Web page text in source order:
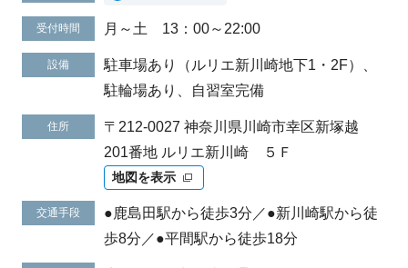
受付時間 月～土 13：00～22:00
設備
駐車場あり（ルリエ新川崎地下1・2F）、
駐輪場あり、自習室完備
住所
〒212-0027 神奈川県川崎市幸区新塚越
201番地 ルリエ新川崎 ５Ｆ
地図を表示
交通手段
●鹿島田駅から徒歩3分／●新川崎駅から徒
歩8分／●平間駅から徒歩18分